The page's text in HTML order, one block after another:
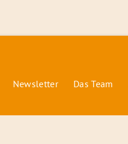
Newsletter Das Team